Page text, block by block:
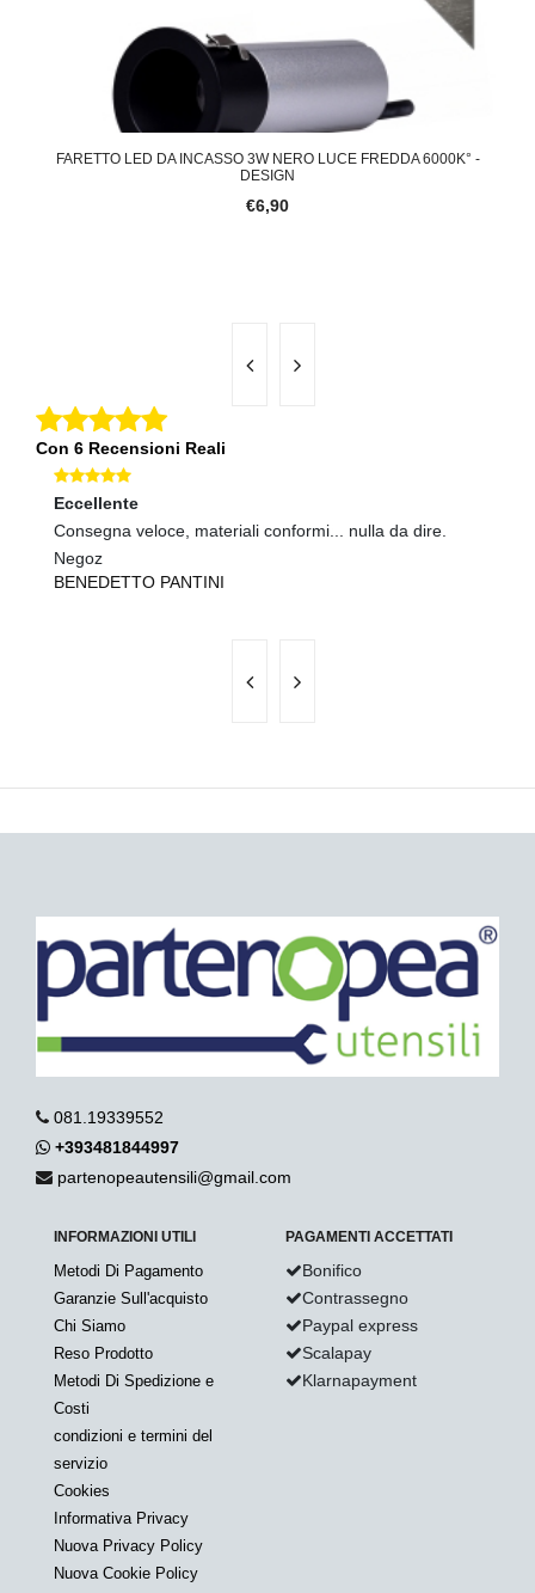
FARETTO LED DA INCASSO 3W NERO LUCE FREDDA 6000K° -
DESIGN
€6,90
Con 6 Recensioni Reali
Eccellente
Consegna veloce, materiali conformi... nulla da dire.
Negoz
BENEDETTO PANTINI
081.19339552
+393481844997
partenopeautensili@gmail.com
INFORMAZIONI UTILI
Metodi Di Pagamento
Garanzie Sull'acquisto
Chi Siamo
Reso Prodotto
Metodi Di Spedizione e
Costi
condizioni e termini del
servizio
Cookies
Informativa Privacy
Nuova Privacy Policy
Nuova Cookie Policy
PAGAMENTI ACCETTATI
Bonifico
Contrassegno
Paypal express
Scalapay
Klarnapayment